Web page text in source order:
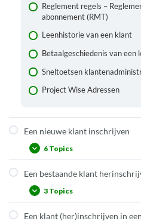
Reglement regels –
abonnement (RMT)
Leenhistorie van een klant
Betaalgeschiedenis van een
Sneltoetsen
Project Wise Adressen
Een nieuwe klant inschrijven
6 Topics
Nieuwe klant inschrijven:
Nieuwe klant inschrijven:
Nieuwe klant inschrijven:
Een bestaande klant
3 Topics
Een klant (her)inschrijven in